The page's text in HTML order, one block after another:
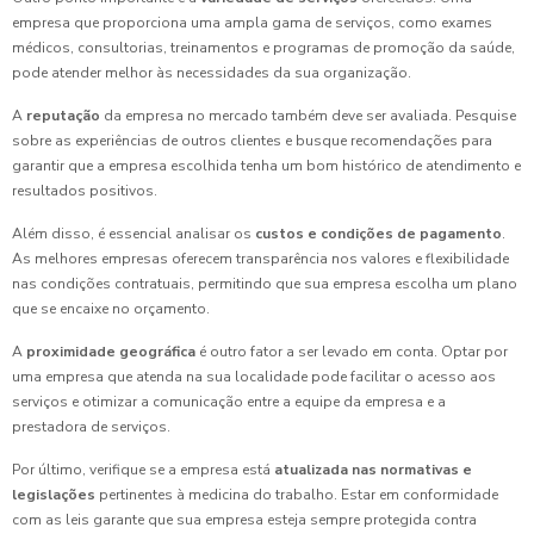
empresa que proporciona uma ampla gama de serviços, como exames
médicos, consultorias, treinamentos e programas de promoção da saúde,
pode atender melhor às necessidades da sua organização.
A reputação da empresa no mercado também deve ser avaliada. Pesquise
sobre as experiências de outros clientes e busque recomendações para
garantir que a empresa escolhida tenha um bom histórico de atendimento e
resultados positivos.
Além disso, é essencial analisar os custos e condições de pagamento.
As melhores empresas oferecem transparência nos valores e flexibilidade
nas condições contratuais, permitindo que sua empresa escolha um plano
que se encaixe no orçamento.
A proximidade geográfica é outro fator a ser levado em conta. Optar por
uma empresa que atenda na sua localidade pode facilitar o acesso aos
serviços e otimizar a comunicação entre a equipe da empresa e a
prestadora de serviços.
Por último, verifique se a empresa está atualizada nas normativas e
legislações pertinentes à medicina do trabalho. Estar em conformidade
com as leis garante que sua empresa esteja sempre protegida contra